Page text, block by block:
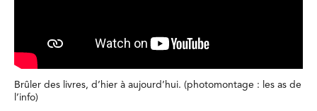
Brûler des livres, d’hier à aujourd’hui. (photomontage : les as de
l’info)